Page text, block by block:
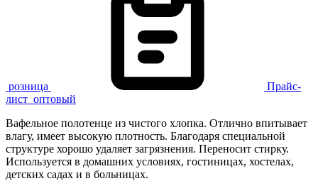
розница
Прайс-
лист оптовый
Вафельное полотенце из чистого хлопка. Отлично впитывает
влагу, имеет высокую плотность. Благодаря специальной
структуре хорошо удаляет загрязнения. Переносит стирку.
Используется в домашних условиях, гостиницах, хостелах,
детских садах и в больницах.